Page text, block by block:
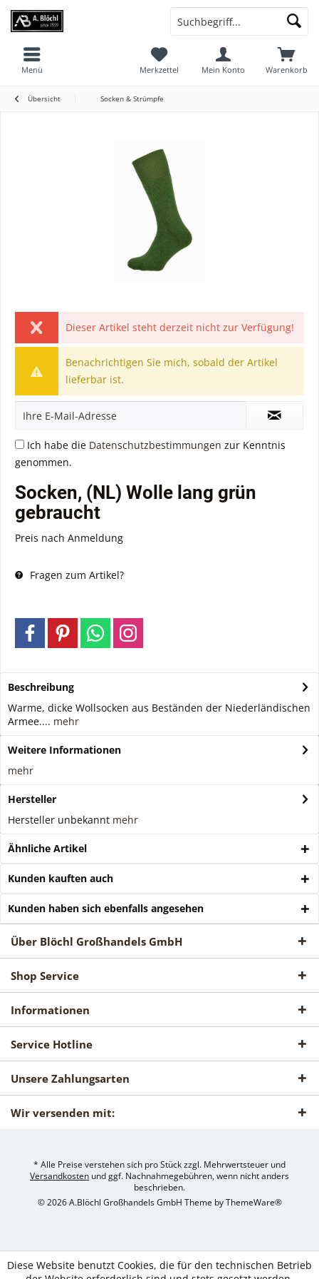
Warenkorb
Merkzettel Mein Konto
Menü
Übersicht Socken & Strümpfe
Dieser Artikel steht derzeit nicht zur Verfügung!
Benachrichtigen Sie mich, sobald der Artikel
lieferbar ist.
Ich habe die Datenschutzbestimmungen zur Kenntnis
genommen.
Socken, (NL) Wolle lang grün
gebraucht
Preis nach Anmeldung
Fragen zum Artikel?
Beschreibung
Warme, dicke Wollsocken aus Beständen der Niederländischen
Armee.... mehr
Weitere Informationen
mehr
Hersteller
Hersteller unbekannt mehr
Ähnliche Artikel
Kunden kauften auch
Kunden haben sich ebenfalls angesehen
Über Blöchl Großhandels GmbH
Shop Service
Informationen
Service Hotline
Unsere Zahlungsarten
Wir versenden mit:
* Alle Preise verstehen sich pro Stück zzgl. Mehrwertsteuer und
Versandkosten und ggf. Nachnahmegebühren, wenn nicht anders
beschrieben.
© 2026 A.Blöchl Großhandels GmbH Theme byThemeWare®
Diese Website benutzt Cookies, die für den technischen Betrieb